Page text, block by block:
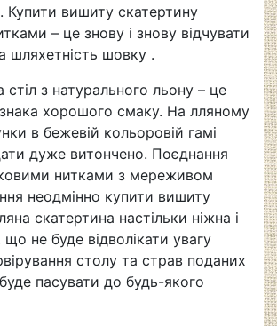
Купити вишиту скатертину
– це знову і знову відчувати
шляхетність шовку .
стіл з натурального льону – це
хорошого смаку. На лляному
в бежевій кольоровій гамі
дуже витончено. Поєднання
нитками з мереживом
неодмінно купити вишиту
скатертина настільки ніжна і
що не буде відволікати увагу
столу та страв поданих
пасувати до будь-якого